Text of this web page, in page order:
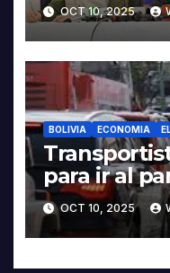
OCT 10, 2025
BOLIVIA ECONOMIA
para ir al
OCT 10, 2025